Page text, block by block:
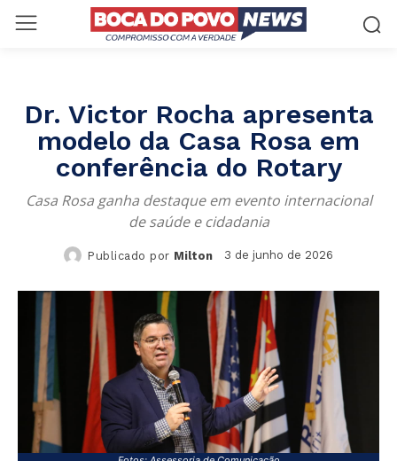
Dr. Victor Rocha apresenta
modelo da Casa Rosa em
conferência do Rotary
Casa Rosa ganha destaque em evento internacional
de saúde e cidadania
Publicado por Milton 3 de junho de 2026